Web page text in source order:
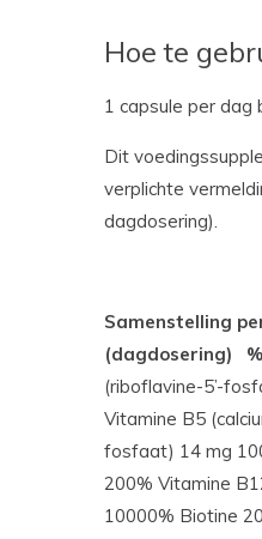
Hoe te
1 capsule per dag
Dit
verplichte
dagdosering).
Samenstelling
(dagdosering)
(riboflavine-5’-
Vitamine B5
fosfaat) 14 mg
200% Vitamine
10000% Biotine